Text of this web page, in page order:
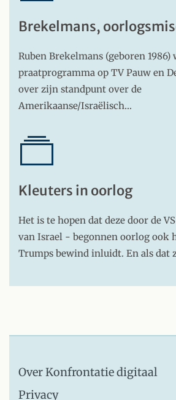
Brekelmans,
Ruben Brekelmans (geboren
praatprogramma op TV Pauw en
over zijn standpunt over de
Amerikaanse/Israëlisch…
Kleuters in oorlog
Het is te hopen dat deze door de
van Israel - begonnen oorlog ook
Trumps bewind inluidt. En als dat
Over Konfrontatie digitaal
Privacy